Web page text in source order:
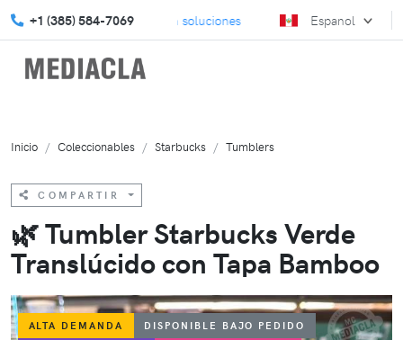
+1 (385) 584-7069
de marketing con soluciones a medida. Conviértete en
Espanol
Inicio Coleccionables Starbucks Tumblers
COMPARTIR
🌿 Tumbler Starbucks Verde
Translúcido con Tapa Bamboo
ALTA DEMANDA
DISPONIBLE BAJO PEDIDO